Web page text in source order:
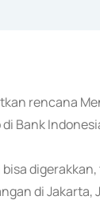
rencana
Bank
di Jakarta,